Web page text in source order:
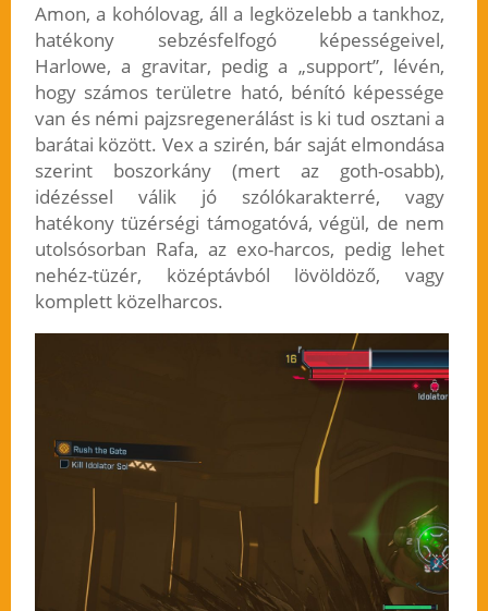
Amon, a kohólovag, áll a legközelebb a tankhoz,
hatékony sebzésfelfogó képességeivel,
Harlowe, a gravitar, pedig a „support”, lévén,
hogy számos területre ható, bénító képessége
van és némi pajzsregenerálást is ki tud osztani a
barátai között. Vex a szirén, bár saját elmondása
szerint boszorkány (mert az goth-osabb),
idézéssel válik jó szólókarakterré, vagy
hatékony tüzérségi támogatóvá, végül, de nem
utolsósorban Rafa, az exo-harcos, pedig lehet
nehéz-tüzér, középtávból lövöldöző, vagy
komplett közelharcos.